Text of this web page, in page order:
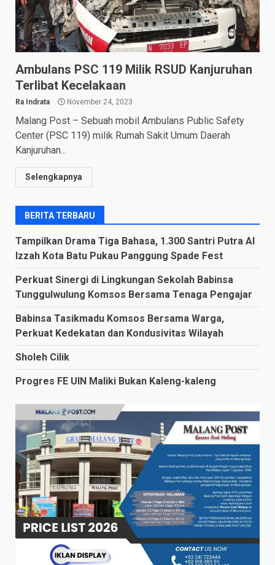
Ambulans PSC 119 Milik RSUD Kanjuruhan
Terlibat Kecelakaan
Ra Indrata November 24, 2023
Malang Post – Sebuah mobil Ambulans Public Safety
Center (PSC 119) milik Rumah Sakit Umum Daerah
Kanjuruhan...
Selengkapnya
BERITA TERBARU
Tampilkan Drama Tiga Bahasa, 1.300 Santri Putra Al
Izzah Kota Batu Pukau Panggung Spade Fest
Perkuat Sinergi di Lingkungan Sekolah Babinsa
Tunggulwulung Komsos Bersama Tenaga Pengajar
Babinsa Tasikmadu Komsos Bersama Warga,
Perkuat Kedekatan dan Kondusivitas Wilayah
Sholeh Cilik
Progres FE UIN Maliki Bukan Kaleng-kaleng